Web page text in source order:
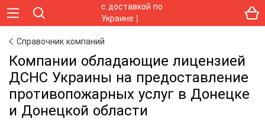
Справочник компаний
Компании обладающие лицензией
ДСНС Украины на предоставление
противопожарных услуг в Донецке
и Донецкой области